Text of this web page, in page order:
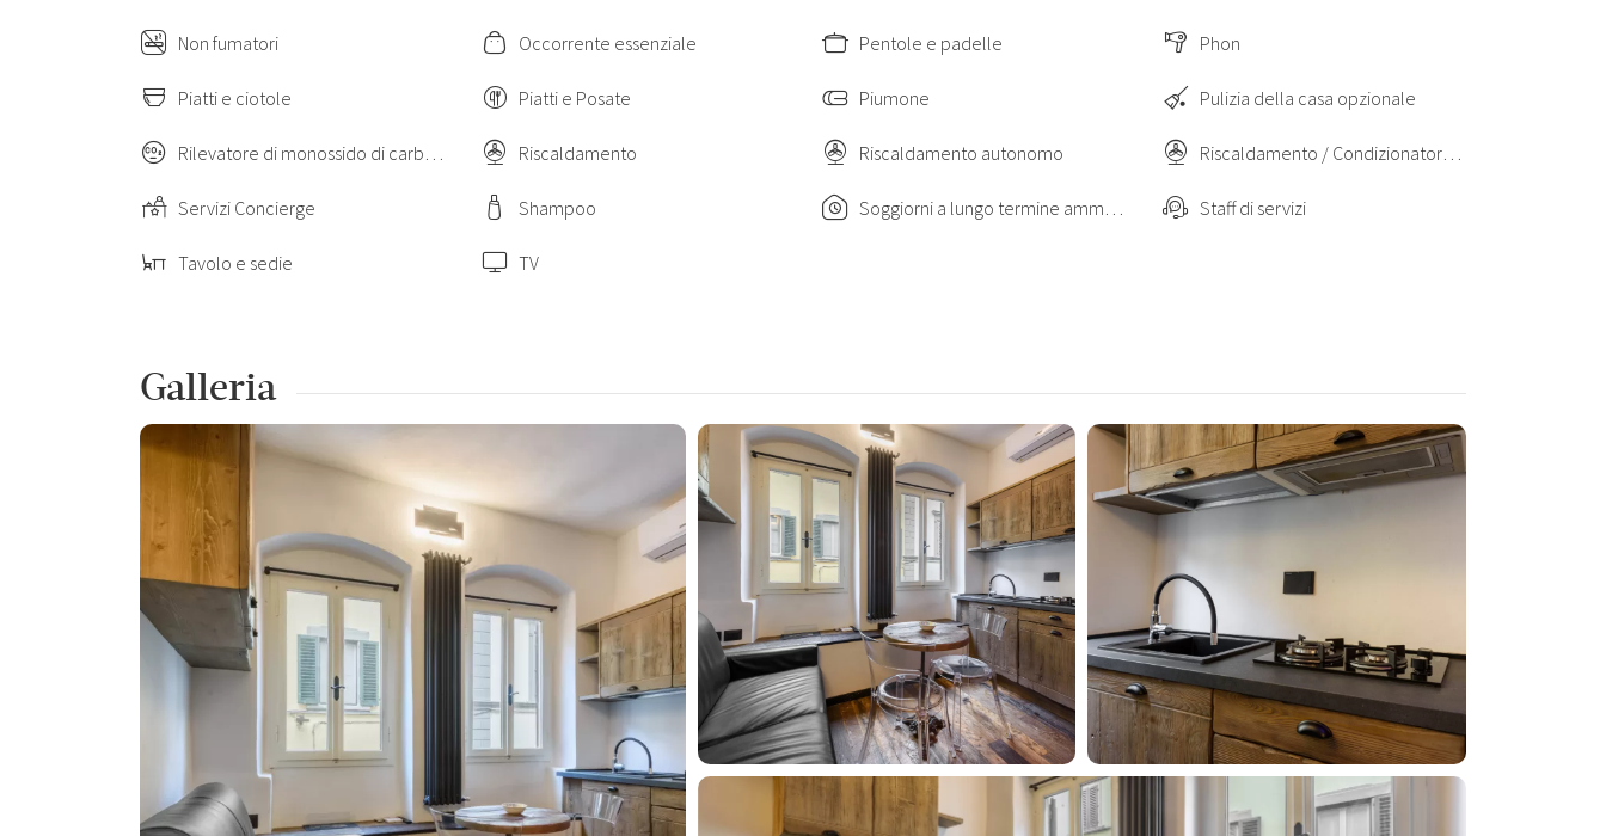
Non fumatori Occorrente essenziale Pentole e padelle Phon
Piatti e ciotole Piatti e Posate Piumone Pulizia della casa opzionale
Rilevatore di monossido di carbonio Riscaldamento Riscaldamento autonomo Riscaldamento / Condizionatore autonomo
Servizi Concierge Shampoo Soggiorni a lungo termine ammessi Staff di servizi
Tavolo e sedie TV
Galleria